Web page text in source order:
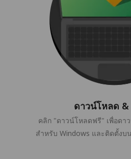
ดาวน์โหลด
คลิก "ดาวน์โหลดฟรี" เพื่อดา
สำหรับ Windows และติดตั้ง